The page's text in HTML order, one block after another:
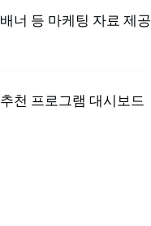
배너 등 마케팅 자료 제공
추천 프로그램 대시보드